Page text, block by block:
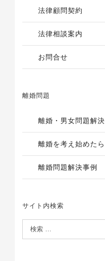
法律顧問契約
法律相談案内
お問合せ
離婚問題
離婚・男女問題解決
離婚を考え始めたら
離婚問題解決事例
サイト内検索